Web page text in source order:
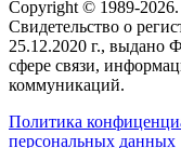
Copyright © 1989-
Свидетельство о
25.12.2020 г., выдано
сфере связи,
коммуникаций.
Политика
персональных данных